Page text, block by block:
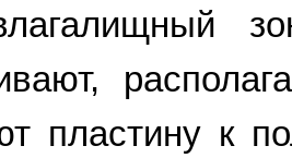
пластину к